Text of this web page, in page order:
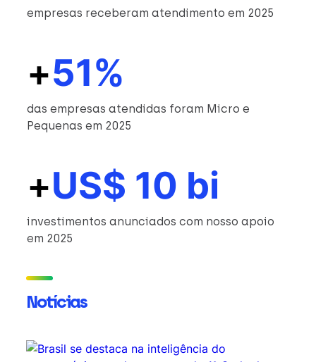
empresas receberam atendimento em 2025
+51%
das empresas atendidas foram Micro e
Pequenas em 2025
+US$ 10 bi
investimentos anunciados com nosso apoio
em 2025
Notícias